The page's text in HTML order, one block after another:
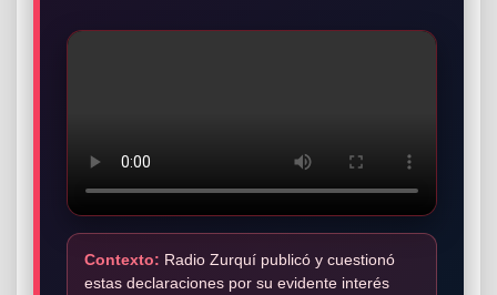
Contexto: Radio Zurquí publicó y cuestionó
estas declaraciones por su evidente interés